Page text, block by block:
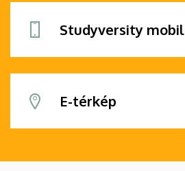
Studyversity
E-térkép